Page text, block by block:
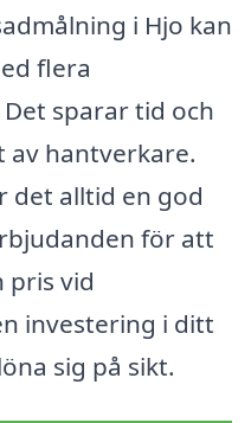
i Hjo kan
flera
sparar tid och
av hantverkare.
det alltid en god
för att
pris vid
investering i ditt
sig på sikt.